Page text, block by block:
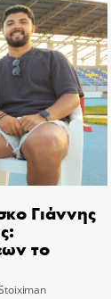
Γιάννης
το